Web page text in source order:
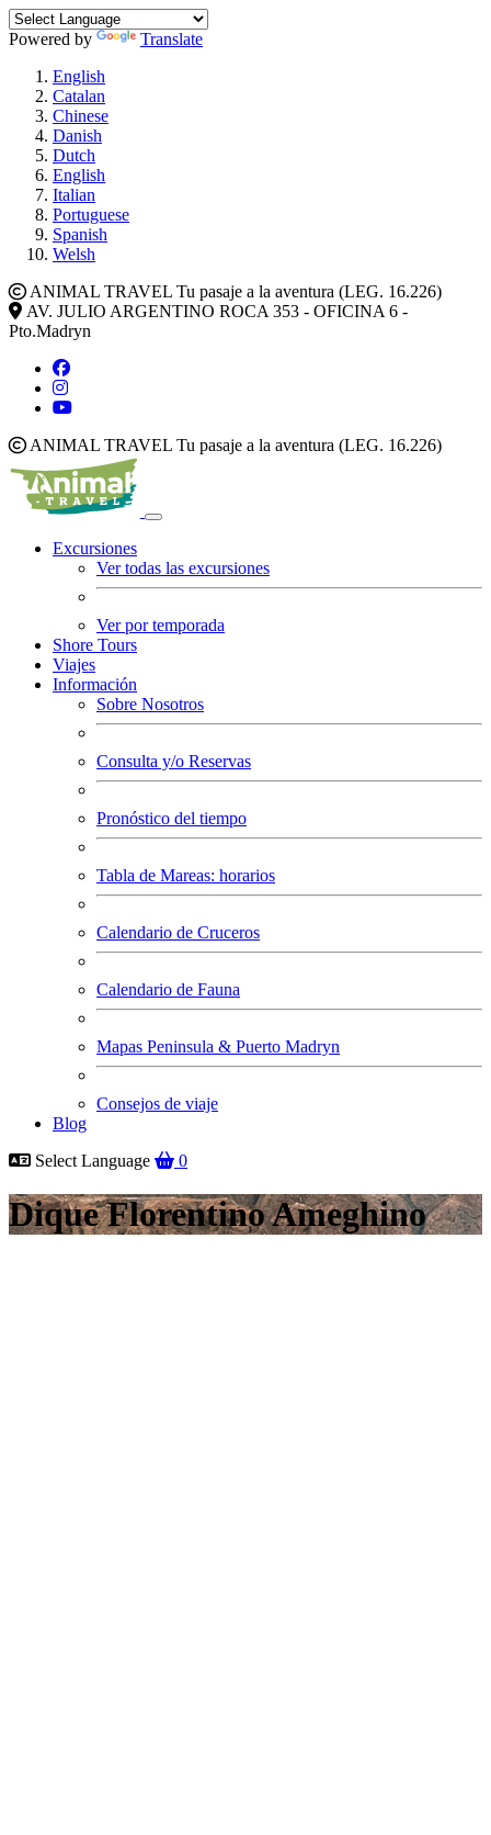
Powered by
Translate
English
Catalan
Chinese
Danish
Dutch
English
Italian
Portuguese
Spanish
Welsh
ANIMAL TRAVEL Tu pasaje a la aventura (LEG. 16.226)
AV. JULIO ARGENTINO ROCA 353 - OFICINA 6 -
Pto.Madryn
ANIMAL TRAVEL Tu pasaje a la aventura (LEG. 16.226)
Excursiones
Ver todas las excursiones
Ver por temporada
Shore Tours
Viajes
Información
Sobre Nosotros
Consulta y/o Reservas
Pronóstico del tiempo
Tabla de Mareas: horarios
Calendario de Cruceros
Calendario de Fauna
Mapas Peninsula & Puerto Madryn
Consejos de viaje
Blog
Select Language
0
Dique Florentino Ameghino